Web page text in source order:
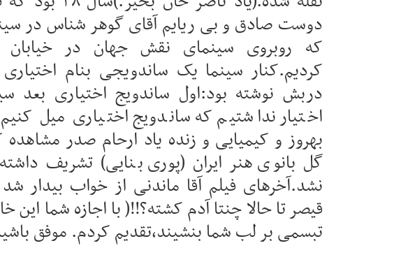
دوست صادق و بی ریایم آقای گوهر شناس در
که روبروی سینمای نقش جهان در خیابان
کردیم.کنار سینما یک ساندویجی بنام
دربش نوشته بود:اول ساندویج اختیاری بعد
اختیار نداشتیم که ساندویج اختیاری میل
بهروز و کیمیایی و زنده یاد ارحام صدر مشاهده
گل بانوی هنر ایران (پوری بنایی) تشریف
نشد.آخرهای فیلم آقا ماندنی از خواب بیدار
قیصر تا حالا چنتا آدم کشته؟!!( با اجازه شما این
تبسمی بر لب شما بنشیند،تقدیم کردم. موفق